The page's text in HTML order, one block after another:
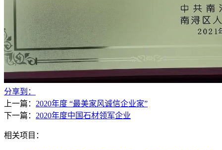
分享到：
上一篇： 2020年度 “最美家风诚信企业家”
下一篇： 2020年度中国石材领军企业
相关项目：